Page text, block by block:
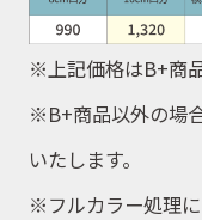
※上記価格はB+商
※B+商品以外の場
いたします。
※フルカラー処理に